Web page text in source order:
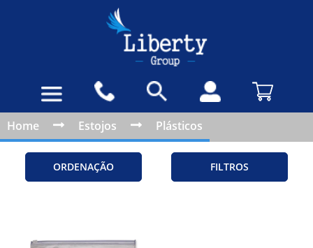
Home Estojos Plásticos
ORDENAÇÃO FILTROS